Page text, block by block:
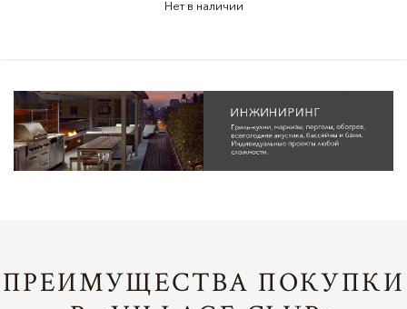
Нет в наличии
ПРЕИМУЩЕСТВА ПОКУПКИ